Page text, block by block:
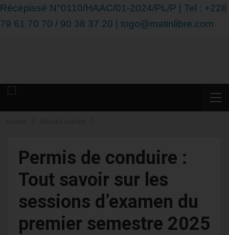
Récépissé N°0110/HAAC/01-2024/PL/P | Tel : +228
79 61 70 70 / 90 38 37 20 | togo@matinlibre.com
Permis de conduire :
Tout savoir sur les
sessions d’examen du
premier semestre 2025